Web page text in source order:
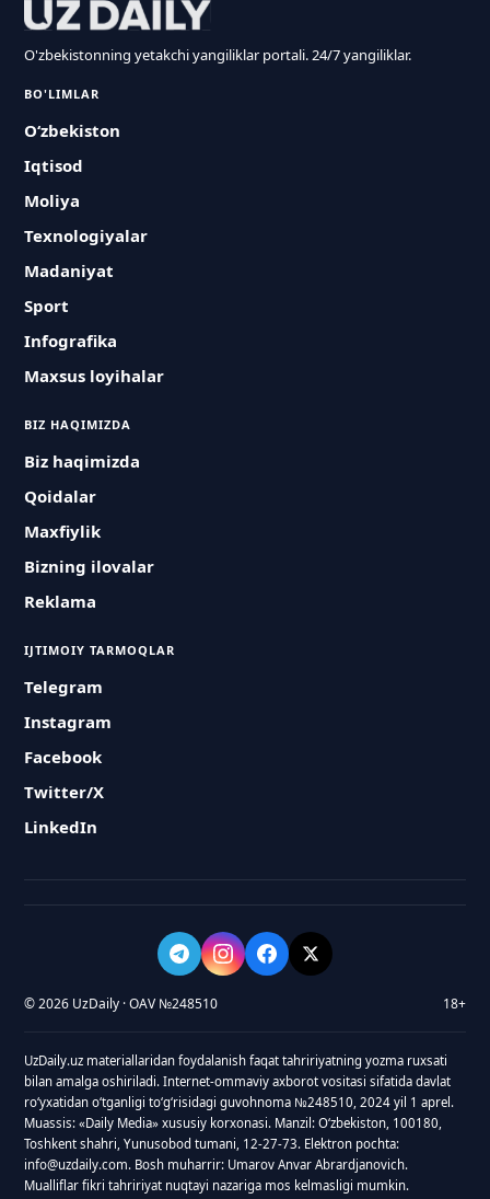
O'zbekistonning yetakchi yangiliklar portali. 24/7 yangiliklar.
BO'LIMLAR
O‘zbekiston
Iqtisod
Moliya
Texnologiyalar
Madaniyat
Sport
Infografika
Maxsus loyihalar
BIZ HAQIMIZDA
Biz haqimizda
Qoidalar
Maxfiylik
Bizning ilovalar
Reklama
IJTIMOIY TARMOQLAR
Telegram
Instagram
Facebook
Twitter/X
LinkedIn
© 2026 UzDaily · OAV №248510 18+
UzDaily.uz materiallaridan foydalanish faqat tahririyatning yozma ruxsati
bilan amalga oshiriladi. Internet-ommaviy axborot vositasi sifatida davlat
roʻyxatidan oʻtganligi toʻgʻrisidagi guvohnoma №248510, 2024 yil 1 aprel.
Muassis: «Daily Media» xususiy korxonasi. Manzil: Oʻzbekiston, 100180,
Toshkent shahri, Yunusobod tumani, 12-27-73. Elektron pochta:
info@uzdaily.com. Bosh muharrir: Umarov Anvar Abrardjanovich.
Mualliflar fikri tahririyat nuqtayi nazariga mos kelmasligi mumkin.